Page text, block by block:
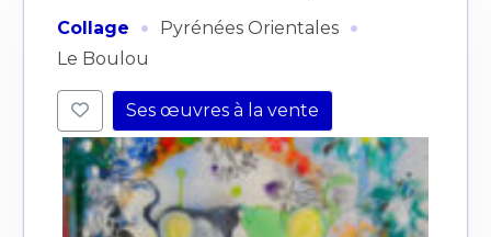
Collage · Pyrénées Orientales ·
Le Boulou
Ses œuvres à la vente